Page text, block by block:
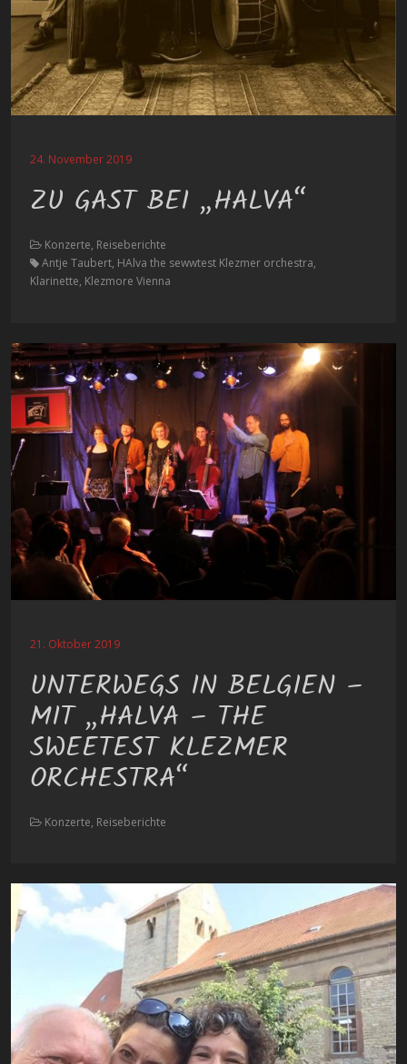
24. November 2019
ZU GAST BEI „HALVA“
Konzerte, Reiseberichte
Antje Taubert, HAlva the sewwtest Klezmer orchestra,
Klarinette, Klezmore Vienna
21. Oktober 2019
UNTERWEGS IN BELGIEN –
MIT „HALVA – THE
SWEETEST KLEZMER
ORCHESTRA“
Konzerte, Reiseberichte